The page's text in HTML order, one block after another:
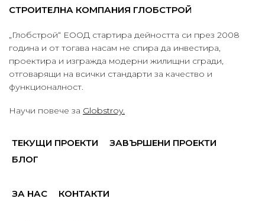
СТРОИТЕЛНА КОМПАНИЯ ГЛОБСТРОЙ
„Глобстрой“ ЕООД стартира дейността си през 2008
година и от тогава насам не спира да инвестира,
проектира и изгражда модерни жилищни сгради,
отговарящи на всички стандарти за качество и
функционалност.
Научи повече за Globstroy.
ТЕКУЩИ ПРОЕКТИ
ЗАВЪРШЕНИ ПРОЕКТИ
БЛОГ
ЗА НАС КОНТАКТИ